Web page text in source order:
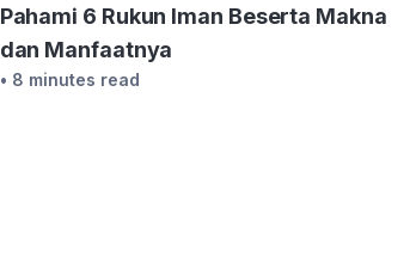
Pahami 6 Rukun Iman Beserta Makna
dan Manfaatnya
• 8 minutes read